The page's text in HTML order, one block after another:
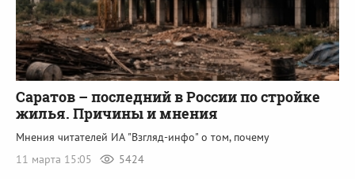
Саратов – последний в России по стройке
жилья. Причины и мнения
Мнения читателей ИА "Взгляд-инфо" о том, почему
11 марта 15:05
5424